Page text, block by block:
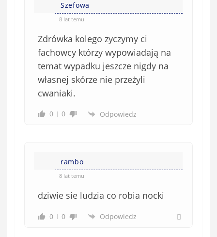
Szefowa
8 lat temu
Zdrówka kolego zyczymy ci
fachowcy którzy wypowiadają na
temat wypadku jeszcze nigdy na
własnej skórze nie przeżyli
cwaniaki.
0 0 Odpowiedz
rambo
8 lat temu
dziwie sie ludzia co robia nocki
0 0 Odpowiedz